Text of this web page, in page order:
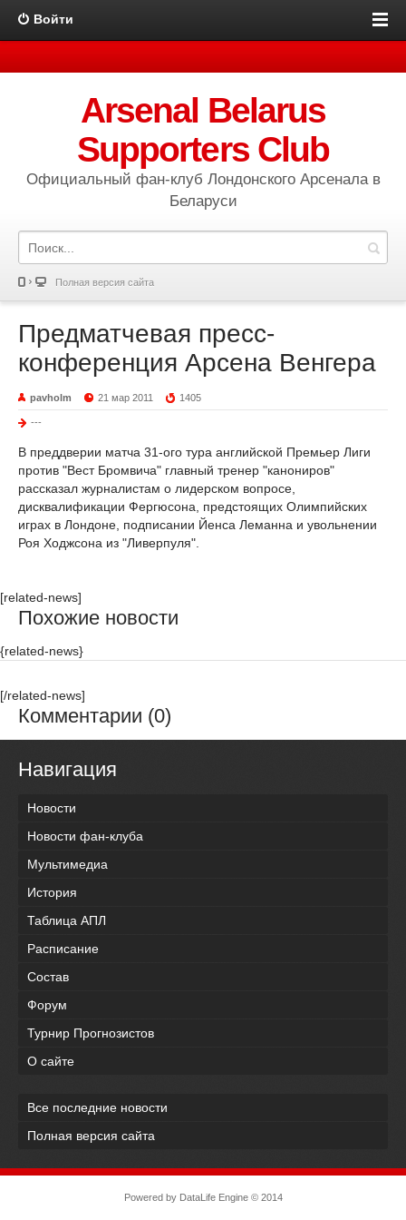
Войти
Arsenal Belarus
Supporters Club
Официальный фан-клуб Лондонского Арсенала в
Беларуси
Полная версия сайта
Предматчевая пресс-
конференция Арсена Венгера
pavholm 21 мар 2011 1405
---
В преддверии матча 31-ого тура английской Премьер Лиги
против "Вест Бромвича" главный тренер "канониров"
рассказал журналистам о лидерском вопросе,
дисквалификации Фергюсона, предстоящих Олимпийских
играх в Лондоне, подписании Йенса Леманна и увольнении
Роя Ходжсона из "Ливерпуля".
[related-news]
Похожие новости
{related-news}
[/related-news]
Комментарии (0)
Навигация
Новости
Новости фан-клуба
Мультимедиа
История
Таблица АПЛ
Расписание
Состав
Форум
Турнир Прогнозистов
О сайте
Все последние новости
Полная версия сайта
Powered by DataLife Engine© 2014